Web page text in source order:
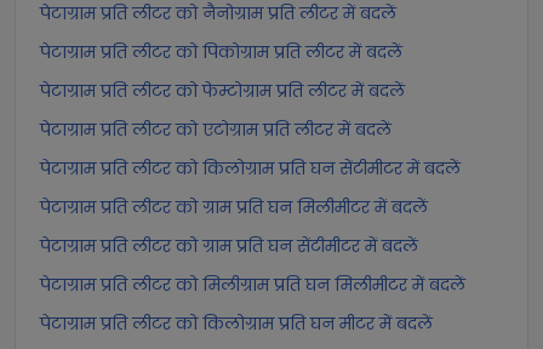
पेटाग्राम प्रति लीटर को नैनोग्राम प्रति लीटर में बदलें
पेटाग्राम प्रति लीटर को पिकोग्राम प्रति लीटर में बदलें
पेटाग्राम प्रति लीटर को फेम्टोग्राम प्रति लीटर में बदलें
पेटाग्राम प्रति लीटर को एटोग्राम प्रति लीटर में बदलें
पेटाग्राम प्रति लीटर को किलोग्राम प्रति घन सेंटीमीटर में बदलें
पेटाग्राम प्रति लीटर को ग्राम प्रति घन मिलीमीटर में बदलें
पेटाग्राम प्रति लीटर को ग्राम प्रति घन सेंटीमीटर में बदलें
पेटाग्राम प्रति लीटर को मिलीग्राम प्रति घन मिलीमीटर में बदलें
पेटाग्राम प्रति लीटर को किलोग्राम प्रति घन मीटर में बदलें